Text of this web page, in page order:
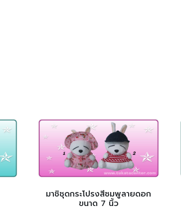
มาชิชุดกระโปรงสีชมพูลายดอก
ขนาด 7 นิ้ว